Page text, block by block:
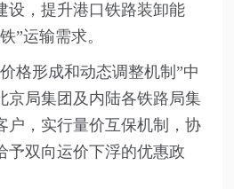
设，提升港口铁路装卸能
”运输需求。
形成和动态调整机制”中
京局集团及内陆各铁路局集
户，实行量价互保机制，协
予双向运价下浮的优惠政